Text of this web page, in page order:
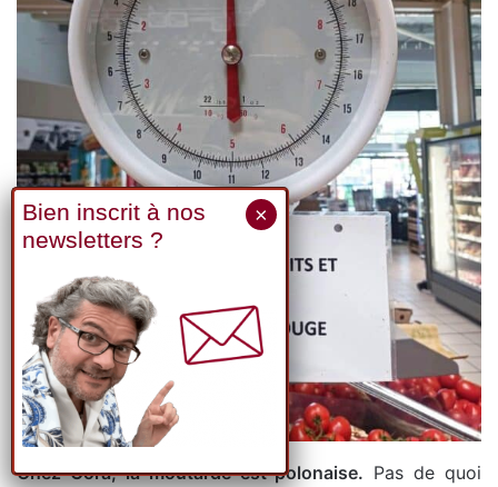
Chez Cora, la moutarde est polonaise. Pas de quoi